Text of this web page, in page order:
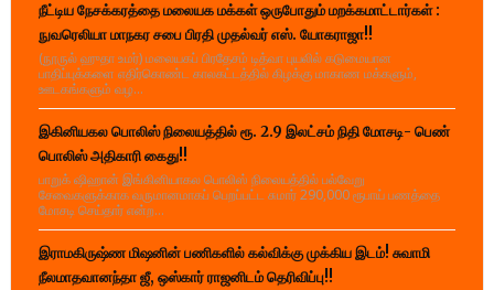
நீட்டிய நேசக்கரத்தை மலையக மக்கள் ஒருபோதும் மறக்கமாட்டார்கள் :
நுவரெலியா மாநகர சபை பிரதி முதல்வர் எஸ். யோகராஜா!!
(நூருல் ஹுதா உமர்) மலையகப் பிரதேசம் டித்வா புயலில் கடுமையான
பாதிப்புக்களை எதிர்கொண்ட காலகட்டத்தில் கிழக்கு மாகாண மக்களும்,
ஊடகங்களும் வழ...
இகினியகல பொலிஸ் நிலையத்தில் ரூ. 2.9 இலட்சம் நிதி மோசடி- பெண்
பொலிஸ் அதிகாரி கைது!!
பாறுக் ஷிஹான் இங்கினியாகல பொலிஸ் நிலையத்தில் பல்வேறு
சேவைகளுக்காக வருமானமாகப் பெறப்பட்ட சுமார் 290,000 ரூபாய் பணத்தை
மோசடி செய்தார் என்ற...
இராமகிருஷ்ண மிஷனின் பணிகளில் கல்விக்கு முக்கிய இடம்! சுவாமி
நீலமாதவானந்தா ஜீ, ஒஸ்கார் ராஜனிடம் தெரிவிப்பு!!